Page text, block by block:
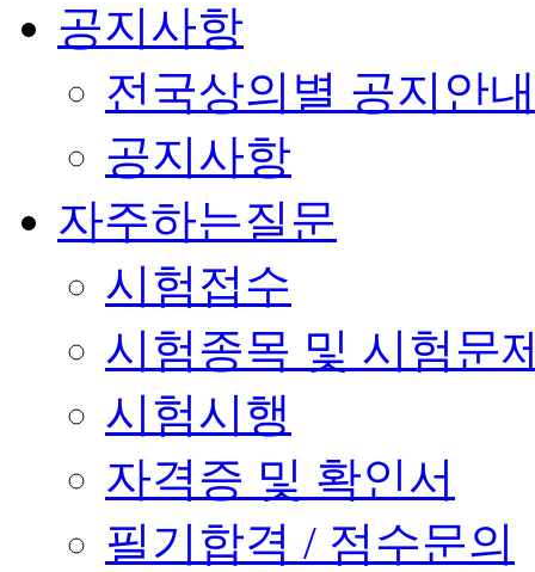
공지사항
전국상의별 공지안내
공지사항
자주하는질문
시험접수
시험종목 및 시험문
시험시행
자격증 및 확인서
필기합격 / 점수문의